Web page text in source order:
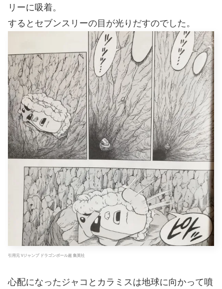
リーに吸着。
するとセブンスリーの目が光りだすのでした。
引用元 Vジャンプ ドラゴンボール超 集英社
心配になったジャコとカラミスは地球に向かって噴